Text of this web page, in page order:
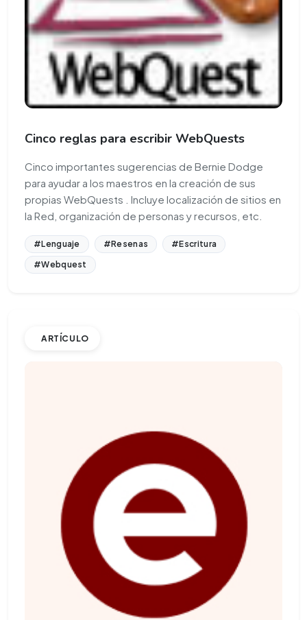
Cinco reglas para escribir WebQuests
Cinco importantes sugerencias de Bernie Dodge
para ayudar a los maestros en la creación de sus
propias WebQuests . Incluye localización de sitios en
la Red, organización de personas y recursos, etc.
#Lenguaje #Resenas
#Escritura
#Webquest
ARTÍCULO